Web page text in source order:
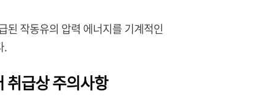
작동유의 압력 에너지를 기계적인
.
급상 주의사항